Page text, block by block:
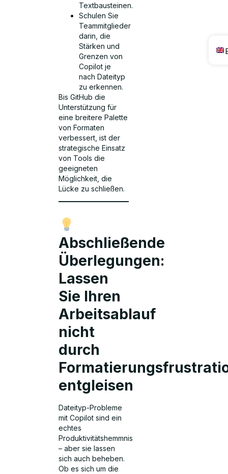
Textbausteinen.
Schulen Sie
Teammitglieder
darin, die
Stärken und
Grenzen von
Copilot je
nach Dateityp
zu erkennen.
Bis GitHub die
Unterstützung für
eine breitere Palette
von Formaten
verbessert, ist der
strategische Einsatz
von Tools die
geeigneten
Möglichkeit, die
Lücke zu schließen.
Abschließende
Überlegungen:
Lassen
Sie Ihren
Arbeitsablauf
nicht
durch
entgleisen
Dateityp-Probleme
mit Copilot sind ein
echtes
Produktivitätshemmnis
– aber sie lassen
sich auch beheben.
Ob es sich um die